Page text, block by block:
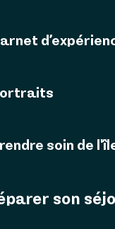
soin de
son
les
vif afin de
avec le
à 15 cl selon
pour
réduire
et
pour apporter